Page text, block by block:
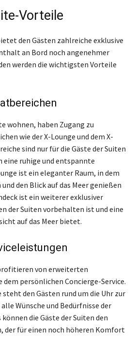
Vorteile
den Gästen zahlreiche exklusive
an Bord noch angenehmer
werden die wichtigsten Vorteile
wohnen, haben Zugang zu
wie der X-Lounge und dem X-
sind nur für die Gäste der Suiten
eine ruhige und entspannte
ist ein eleganter Raum, in dem
den Blick auf das Meer genießen
ist ein weiterer exklusiver
der Suiten vorbehalten ist und eine
auf das Meer bietet.
von erweiterten
dem persönlichen Concierge-Service.
steht den Gästen rund um die Uhr zur
Wünsche und Bedürfnisse der
die Gäste der Suiten den
der für einen noch höheren Komfort